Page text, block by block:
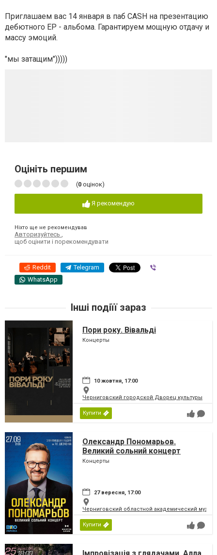
Приглашаем вас 14 января в паб CASH на презентацию
дебютного EP - альбома. Гарантируем мощную отдачу и
массу эмоций.
"мы затащим")))))
Оцініть першим
(0 оцінок)
Я рекомендую
Ніхто ще не рекомендував
Авторизуйтесь
щоб оцінити і порекомендувати
Reddit Telegram
WhatsApp
Інші подіїї зараз
Пори року. Вівальді
Концерты
10 жовтня, 17:00
Черниговский городской Дворец культуры
Купити
Олександр Пономарьов.
Великий сольний концерт
Концерты
27 вересня, 17:00
Черниговский областной академический
Купити
Імпровізація з глядачами. Алла